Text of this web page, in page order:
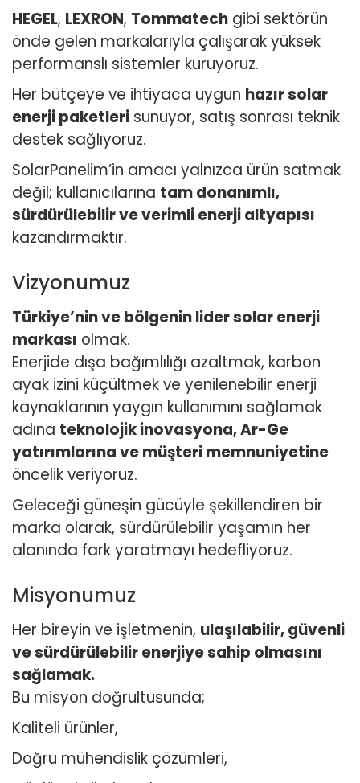
HEGEL, LEXRON, Tommatech gibi sektörün
önde gelen markalarıyla çalışarak yüksek
performanslı sistemler kuruyoruz.
Her bütçeye ve ihtiyaca uygun hazır solar
enerji paketleri sunuyor, satış sonrası teknik
destek sağlıyoruz.
SolarPanelim’in amacı yalnızca ürün satmak
değil; kullanıcılarına tam donanımlı,
sürdürülebilir ve verimli enerji altyapısı
kazandırmaktır.
Vizyonumuz
Türkiye’nin ve bölgenin lider solar enerji
markası olmak.
Enerjide dışa bağımlılığı azaltmak, karbon
ayak izini küçültmek ve yenilenebilir enerji
kaynaklarının yaygın kullanımını sağlamak
adına teknolojik inovasyona, Ar-Ge
yatırımlarına ve müşteri memnuniyetine
öncelik veriyoruz.
Geleceği güneşin gücüyle şekillendiren bir
marka olarak, sürdürülebilir yaşamın her
alanında fark yaratmayı hedefliyoruz.
Misyonumuz
Her bireyin ve işletmenin, ulaşılabilir, güvenli
ve sürdürülebilir enerjiye sahip olmasını
sağlamak.
Bu misyon doğrultusunda;
Kaliteli ürünler,
Doğru mühendislik çözümleri,